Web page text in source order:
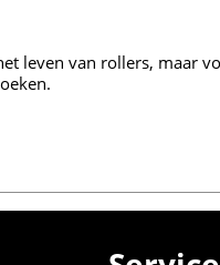
leven van rollers, maar